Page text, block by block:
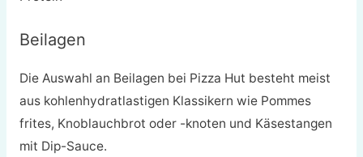
Beilagen
Die Auswahl an Beilagen bei Pizza Hut besteht meist
aus kohlenhydratlastigen Klassikern wie Pommes
frites, Knoblauchbrot oder -knoten und Käsestangen
mit Dip-Sauce.